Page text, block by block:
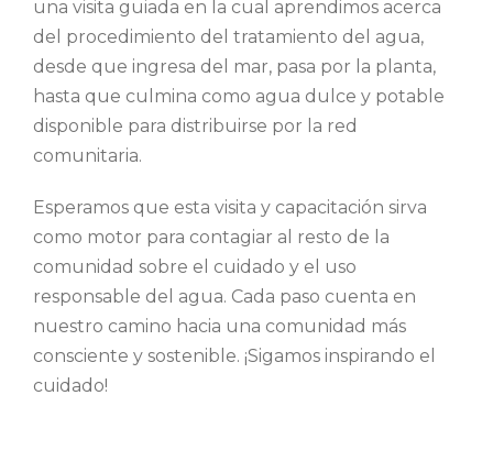
una visita guiada en la cual aprendimos acerca
del procedimiento del tratamiento del agua,
desde que ingresa del mar, pasa por la planta,
hasta que culmina como agua dulce y potable
disponible para distribuirse por la red
comunitaria.
Esperamos que esta visita y capacitación sirva
como motor para contagiar al resto de la
comunidad sobre el cuidado y el uso
responsable del agua. Cada paso cuenta en
nuestro camino hacia una comunidad más
consciente y sostenible. ¡Sigamos inspirando el
cuidado!